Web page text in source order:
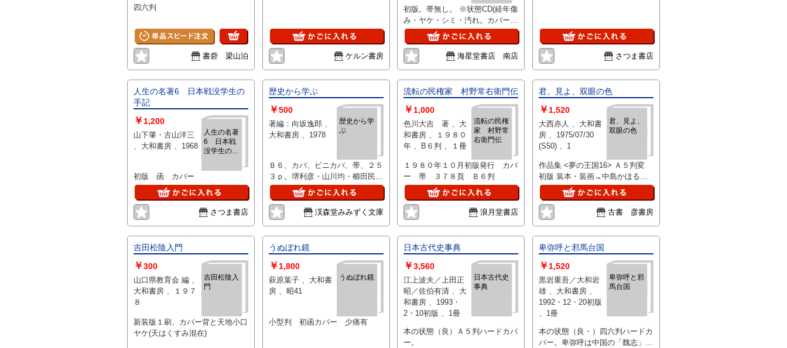
四六判
書砦 梁山泊 ケルン書房
しみ ＜ダイ
ワブックス
＞
初版。帯無し。 ※状態CD(経年傷
み・ヤケ・シミ・汚れ。カバーの
背フチに破れ・欠損、カバー内側
の表紙に剥がれキズ、フチ・角折
れ有り）
海星堂書店 南店 さつま書店
人生の名著6 日本戦没学生の
手記
人生の名著
6 日本戦
没学生の手
￥ 1,200
山下肇・古山洋三
、大和書房 、1968
初版 函 カバー
さつま書店
歴史から学ぶ
歴史から学
ぶ
￥500
著編：向坂逸郎 、
大和書房 、1978
Ｂ６、カバ、ビニカバ、帯、２５
３ｐ。堺利彦・山川均・櫛田民
蔵、河上肇。カバ・天少ヤケ。天
地・小口少点シミ。
渓森堂みみずく文庫
流転の民権家 村野常右衛門伝
流転の民権
家 村野常
右衛門伝
￥ 1,000
色川大吉 著 、大
和書房 、１９８０
年 、B６判 、１冊
１９８０年１０月初版発行 カバ
ー 帯 ３７８頁 Ｂ６判
浪月堂書店
君、見よ、双眼の色
君、見よ、
双眼の色
￥ 1,520
大西赤人 、大和書
房 、1975/07/30
(S50) 、1
作品集 <夢の王国16> Ａ５判変
初版 装本・装画→中島かほる
大浦信行 177頁 カバー 帯 保存良
古書 彦書房
吉田松陰入門
吉田松陰入
門
￥300
山口県教育会 編 、
大和書房 、１９７
８
新装版１刷、カバー背と天地小口
ヤケ(天はくすみ混在)
うぬぼれ鏡
うぬぼれ鏡
￥1,800
萩原葉子 、大和書
房 、昭41
小型判 初函カバー 少痛有
日本古代史事典
日本古代史
事典
￥3,560
江上波夫／上田正
昭／佐伯有清 、大
和書房 、1993・
2・10初版 、1冊
本の状態（良）Ａ５判ハードカバ
ー。
卑弥呼と邪馬台国
卑弥呼と邪
馬台国
￥1,520
黒岩重吾／大和岩
雄 、大和書房 、
1992・12・20初版
、1冊
本の状態（良・）四六判ハードカ
バー。卑弥呼は中国の「魏志」倭